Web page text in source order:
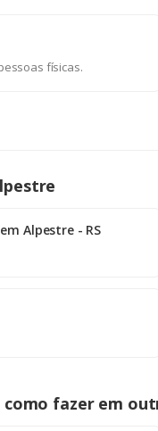
físicas.
Alpestre - RS
fazer em